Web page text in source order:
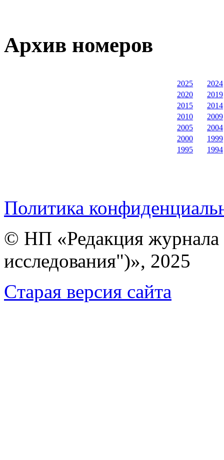
Архив номеров
2025
2024
2020
2019
2015
2014
2010
2009
2005
2004
2000
1999
1995
1994
Политика
© НП «Редакция
исследования")», 2025
Cтарая версия сайта